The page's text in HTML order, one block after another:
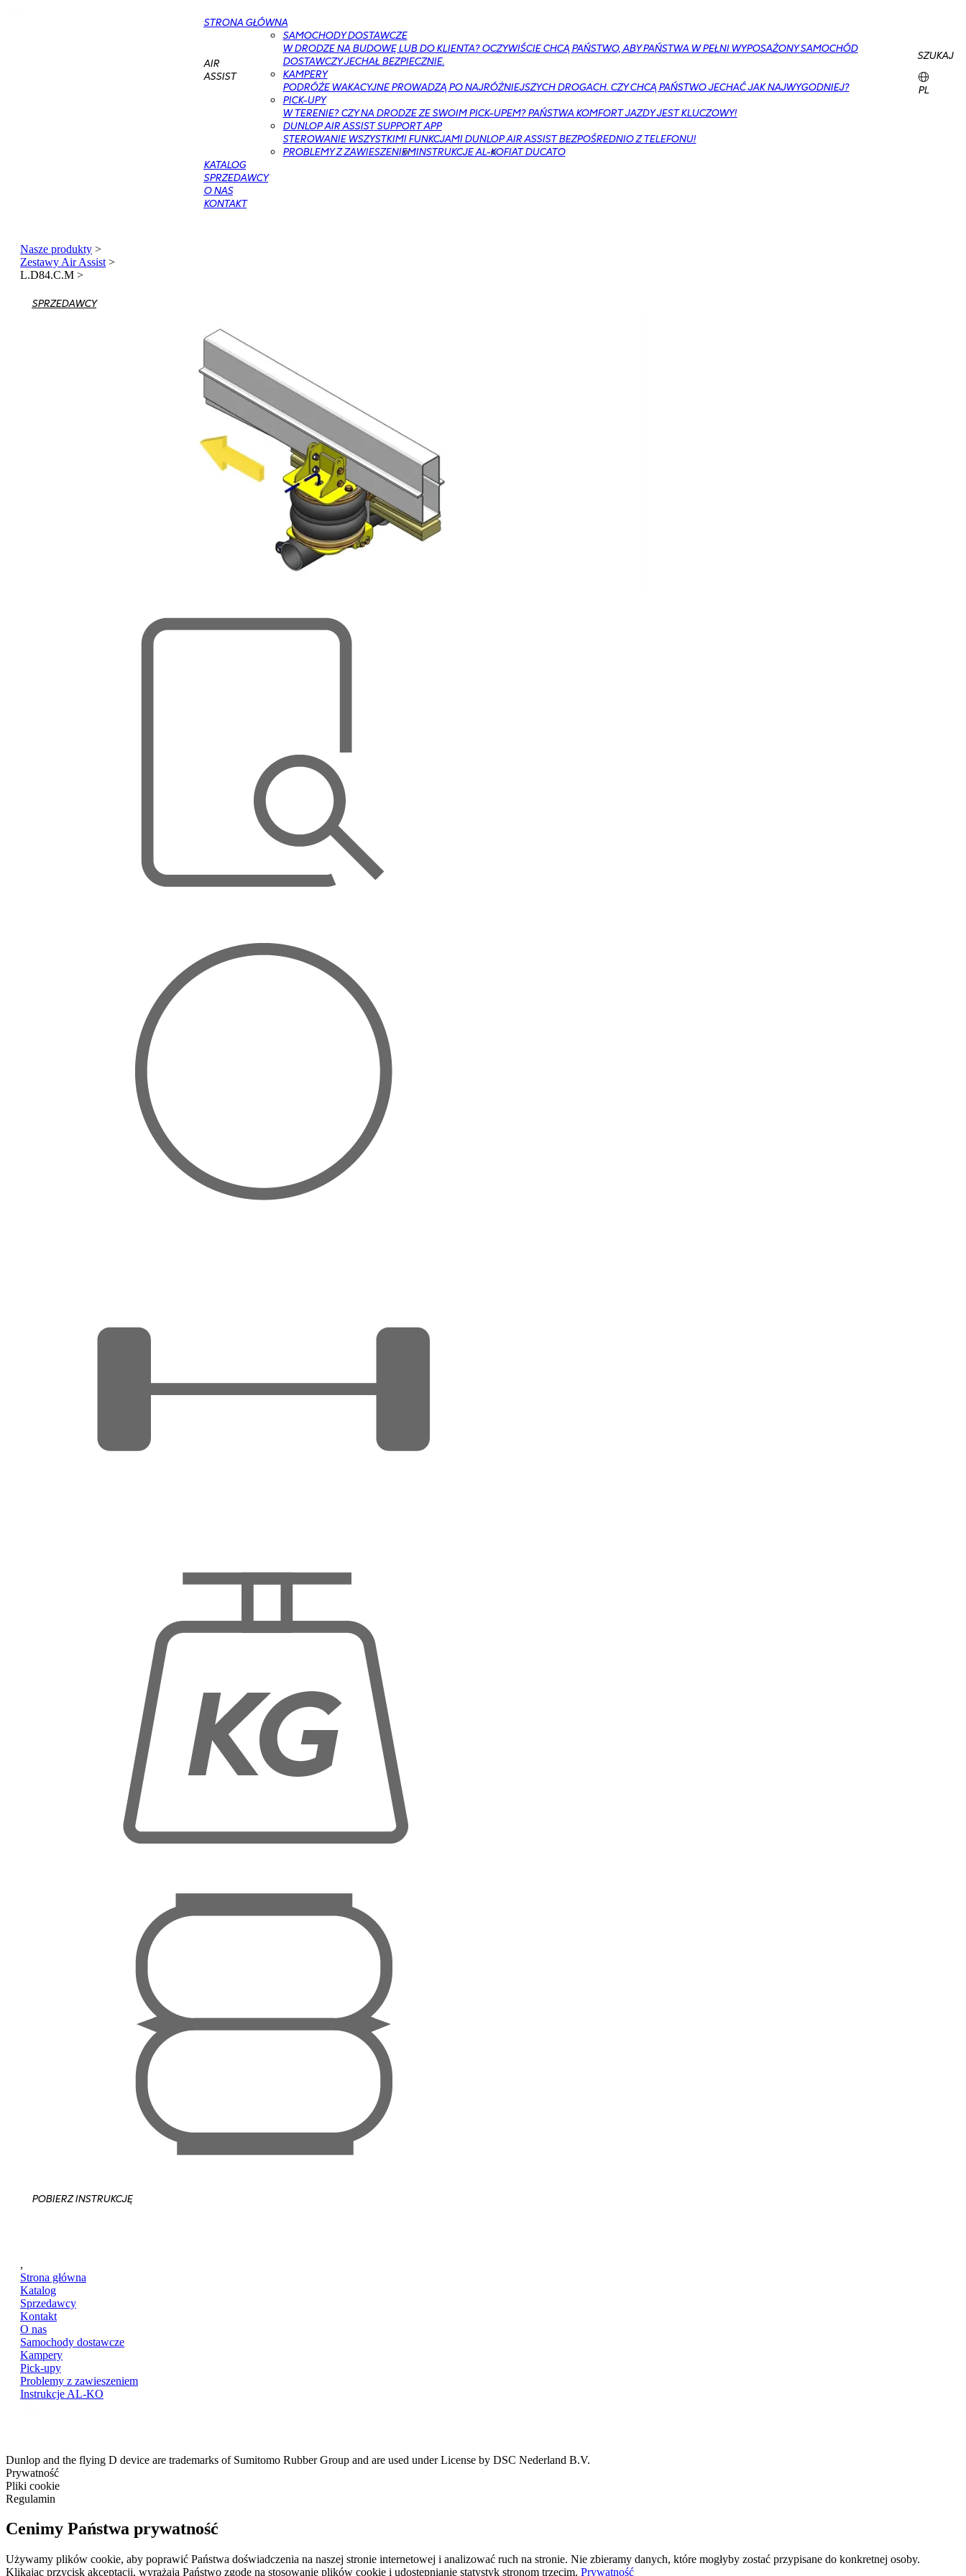
STRONA GŁÓWNA
AIR
ASSIST
SAMOCHODY DOSTAWCZE
W DRODZE NA BUDOWĘ LUB DO KLIENTA? OCZYWIŚCIE CHCĄ PAŃSTWO, ABY PAŃSTWA W PEŁNI WYPOSAŻONY SAMOCHÓD
DOSTAWCZY JECHAŁ BEZPIECZNIE.
KAMPERY
PODRÓŻE WAKACYJNE PROWADZĄ PO NAJRÓŻNIEJSZYCH DROGACH. CZY CHCĄ PAŃSTWO JECHAĆ JAK NAJWYGODNIEJ?
PICK-UPY
W TERENIE? CZY NA DRODZE ZE SWOIM PICK-UPEM? PAŃSTWA KOMFORT JAZDY JEST KLUCZOWY!
DUNLOP AIR ASSIST SUPPORT APP
STEROWANIE WSZYSTKIMI FUNKCJAMI DUNLOP AIR ASSIST BEZPOŚREDNIO Z TELEFONU!
PROBLEMY Z ZAWIESZENIEMINSTRUKCJE AL-KOFIAT DUCATO
KATALOG
SPRZEDAWCY
O NAS
KONTAKT
SZUKAJ
PL
Nasze produkty >
Zestawy Air Assist >
L.D84.C.M >
SPRZEDAWCY
POBIERZ INSTRUKCJĘ
,
Strona główna
Katalog
Sprzedawcy
Kontakt
O nas
Samochody dostawcze
Kampery
Pick-upy
Problemy z zawieszeniem
Instrukcje AL-KO
Dunlop and the flying D device are trademarks of Sumitomo Rubber Group and are used under License by DSC Nederland B.V.
Prywatność
Pliki cookie
Regulamin
Cenimy Państwa prywatność
Używamy plików cookie, aby poprawić Państwa doświadczenia na naszej stronie internetowej i analizować ruch na stronie. Nie zbieramy danych, które mogłyby zostać przypisane do konkretnej osoby.
Klikając przycisk akceptacji, wyrażają Państwo zgodę na stosowanie plików cookie i udostępnianie statystyk stronom trzecim. Prywatność